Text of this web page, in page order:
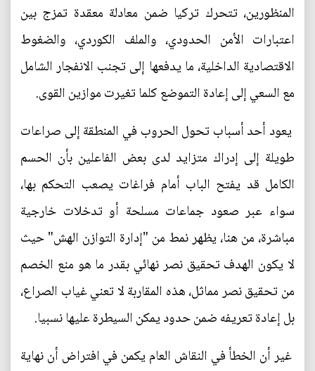
المنظورين، تتحرك تركيا ضمن معادلة معقدة تمزج بين
اعتبارات الأمن الحدودي، والملف الكوردي، والضغوط
الاقتصادية الداخلية، ما يدفعها إلى تجنب الانفجار الشامل
مع السعي إلى إعادة التموضع كلما تغيرت موازين القوى.
يعود أحد أسباب تحول الحروب في المنطقة إلى صراعات
طويلة إلى إدراك متزايد لدى بعض الفاعلين بأن الحسم
الكامل قد يفتح الباب أمام فراغات يصعب التحكم بها،
سواء عبر صعود جماعات مسلحة أو تدخلات خارجية
مباشرة، من هنا، يظهر نمط من "إدارة التوازن الهش" حيث
لا يكون الهدف تحقيق نصر نهائي بقدر ما هو منع الخصم
من تحقيق نصر مماثل، هذه المقاربة لا تعني غياب الصراع،
بل إعادة تعريفه ضمن حدود يمكن السيطرة عليها نسبيا.
غير أن الخطأ في النقاش العام يكمن في افتراض أن نهاية